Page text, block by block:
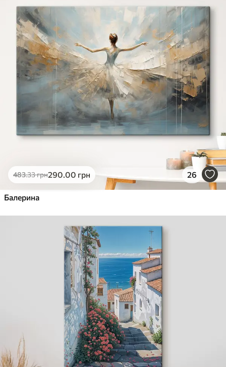
✓Поверхня з текстурою полотна
✓Екологічний матеріал
483.33грн290.00 грн 26
Балерина